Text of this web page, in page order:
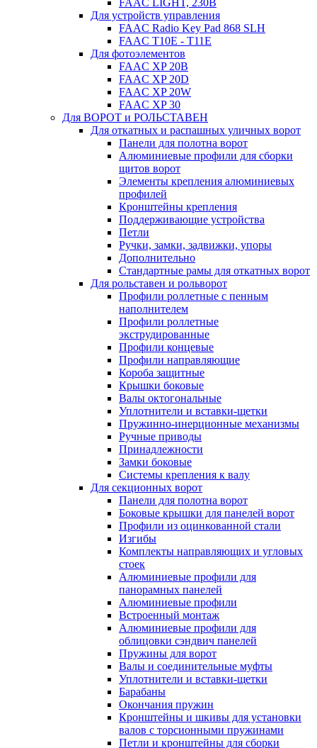
FAAC LIGHT, 230B
Для устройств управления
FAAC Radio Key Pad 868 SLH
FAAC T10E - T11E
Для фотоэлементов
FAAC XP 20B
FAAC XP 20D
FAAC XP 20W
FAAC XP 30
Для ВОРОТ и РОЛЬСТАВЕН
Для откатных и распашных уличных ворот
Панели для полотна ворот
Алюминиевые профили для сборки
щитов ворот
Элементы крепления алюминиевых
профилей
Кронштейны крепления
Поддерживающие устройства
Петли
Ручки, замки, задвижки, упоры
Дополнительно
Стандартные рамы для откатных ворот
Для рольставен и рольворот
Профили роллетные с пенным
наполнителем
Профили роллетные
экструдированные
Профили концевые
Профили направляющие
Короба защитные
Крышки боковые
Валы октогональные
Уплотнители и вставки-щетки
Пружинно-инерционные механизмы
Ручные приводы
Принадлежности
Замки боковые
Системы крепления к валу
Для секционных ворот
Панели для полотна ворот
Боковые крышки для панелей ворот
Профили из оцинкованной стали
Изгибы
Комплекты направляющих и угловых
стоек
Алюминиевые профили для
панорамных панелей
Алюминиевые профили
Встроенный монтаж
Алюминиевые профили для
облицовки сэндвич панелей
Пружины для ворот
Валы и соединительные муфты
Уплотнители и вставки-щетки
Барабаны
Окончания пружин
Кронштейны и шкивы для установки
валов с торсионными пружинами
Петли и кронштейны для сборки